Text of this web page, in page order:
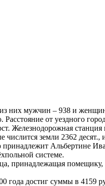
них мужчин – 938 и
от уездного
Железнодорожная
числится земли 2362
принадлежит Альбертине
системе.
принадлежащая
года достиг суммы в 4159